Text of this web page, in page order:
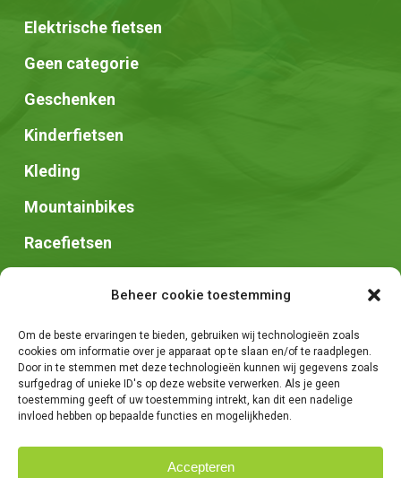
Beheer cookie toestemming
Om de beste ervaringen te bieden, gebruiken wij technologieën zoals
cookies om informatie over je apparaat op te slaan en/of te raadplegen.
Door in te stemmen met deze technologieën kunnen wij gegevens zoals
surfgedrag of unieke ID's op deze website verwerken. Als je geen
toestemming geeft of uw toestemming intrekt, kan dit een nadelige
invloed hebben op bepaalde functies en mogelijkheden.
Accepteren
Elektrische fietsen
Geen categorie
Geschenken
Kinderfietsen
Kleding
Mountainbikes
Racefietsen
Zadels